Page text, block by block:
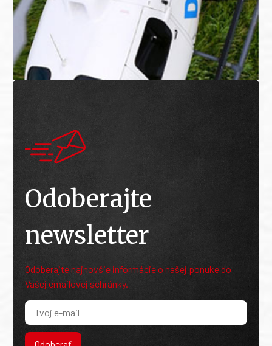
Odoberajte
newsletter
Odoberajte najnovšie informácie o našej ponuke do
Vašej emailovej schránky.
Odoberať